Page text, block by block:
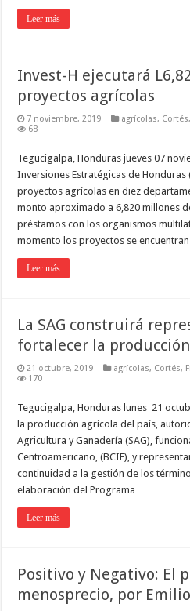
Leer más
Invest-H ejecutará
proyectos agrícolas
7 noviembre, 2019 agrícolas, Cortés,
68
Tegucigalpa, Honduras jueves 07
Inversiones Estratégicas de
proyectos agrícolas en diez
monto aproximado a 6,820 millones
préstamos con los organismos
momento los proyectos se encuentran
Leer más
La SAG construirá
fortalecer la
21 octubre, 2019 agrícolas, Cortés,
170
Tegucigalpa, Honduras lunes 21
la producción agrícola del país,
Agricultura y Ganadería (SAG),
Centroamericano, (BCIE), y
continuidad a la gestión de los
elaboración del Programa …
Leer más
Positivo y Negativo: El
menosprecio, por